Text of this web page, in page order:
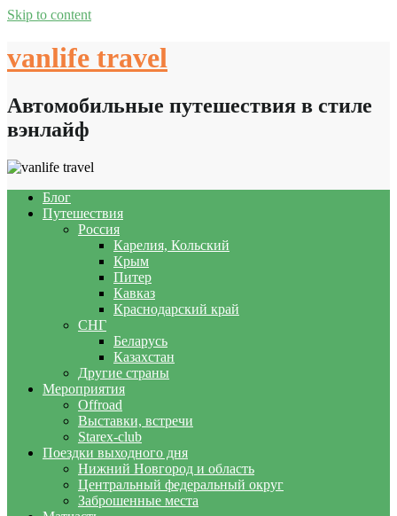
Skip to content
vanlife travel
Автомобильные путешествия в стиле
вэнлайф
Блог
Путешествия
Россия
Карелия, Кольский
Крым
Питер
Кавказ
Краснодарский край
СНГ
Беларусь
Казахстан
Другие страны
Мероприятия
Offroad
Выставки, встречи
Starex-club
Поездки выходного дня
Нижний Новгород и область
Центральный федеральный округ
Заброшенные места